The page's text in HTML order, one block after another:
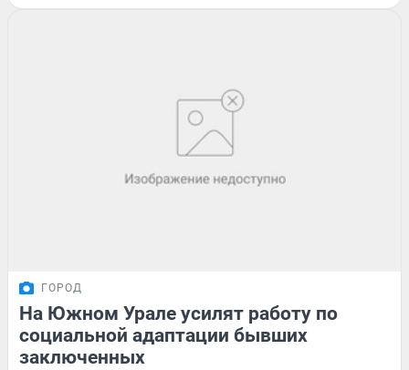
ГОРОД
На Южном Урале усилят работу по
социальной адаптации бывших
заключенных